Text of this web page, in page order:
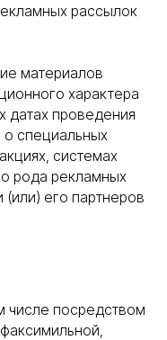
рассылок
материалов
характера
датах проведения
специальных
системах
рода рекламных
(или) его партнеров
числе посредством